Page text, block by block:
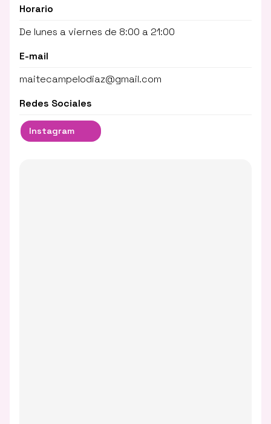
Horario
De lunes a viernes de 8:00 a 21:00
E-mail
maitecampelodiaz@gmail.com
Redes Sociales
Instagram